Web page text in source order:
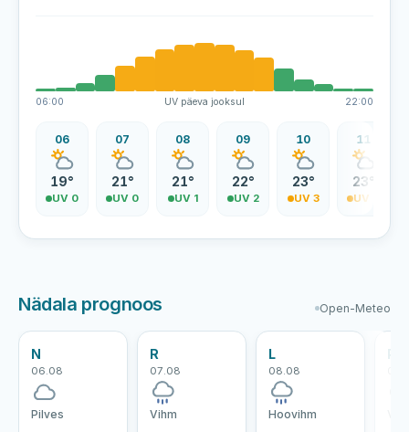
06:00 UV päeva jooksul 22:00
06
19°
UV 0
07
21°
UV 0
08
21°
UV 1
09
22°
UV 2
10
23°
UV 3
11
23°
UV 4
Nädala prognoos Open-Meteo
N
06.08
Pilves
R
07.08
Vihm
L
08.08
Hoovihm
P